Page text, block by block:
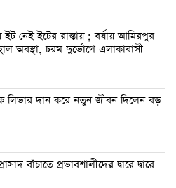
ইট নেই ইটের রাস্তায় ; বর্ষায় আমিরপুর
অবস্থা, চরম দুর্ভোগে এলাকাবাসী
লিভার দান করে নতুন জীবন দিলেন বড়
বাঁচাতে প্রভাবশালীদের দ্বারে দ্বারে